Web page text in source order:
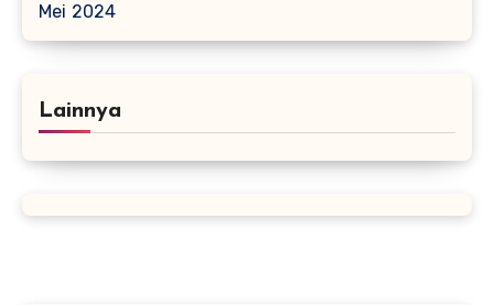
Mei 2024
Lainnya